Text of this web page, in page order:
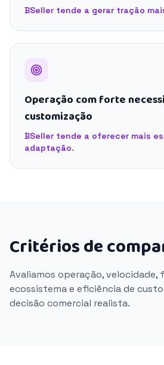
BSeller tende a gerar tração
Operação com forte
customização
BSeller tende a oferecer mais
adaptação.
Critérios de
Avaliamos operação, velocidade,
ecossistema e eficiência de
decisão comercial realista.